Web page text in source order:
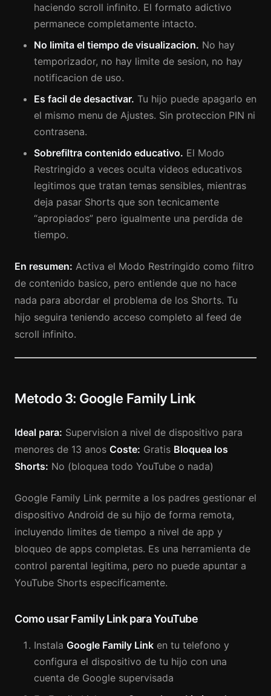
haciendo scroll infinito. El formato adictivo
permanece completamente intacto.
No limita el tiempo de visualizacion. No hay
temporizador, no hay limite de sesion, no hay
notificacion de uso.
Es facil de desactivar. Tu hijo puede apagarlo en
el mismo menu de Ajustes. Sin proteccion PIN ni
contrasena.
Sobrefiltra contenido educativo. El Modo
Restringido a veces oculta videos educativos
legitimos que tratan temas sensibles, mientras
deja pasar Shorts que son tecnicamente
“apropiados” pero igualmente una perdida de
tiempo.
En resumen: Activa el Modo Restringido como filtro
de contenido basico, pero entiende que no hace
nada para abordar el problema de los Shorts. Tu
hijo seguira teniendo acceso completo al feed de
scroll infinito.
Metodo 3: Google Family Link
Ideal para: Supervision a nivel de dispositivo para
menores de 13 anos Coste: Gratis Bloquea los
Shorts: No (bloquea todo YouTube o nada)
Google Family Link permite a los padres gestionar el
dispositivo Android de su hijo de forma remota,
incluyendo limites de tiempo a nivel de app y
bloqueo de apps completas. Es una herramienta de
control parental legitima, pero no puede apuntar a
YouTube Shorts especificamente.
Como usar Family Link para YouTube
Instala Google Family Link en tu telefono y
configura el dispositivo de tu hijo con una
cuenta de Google supervisada